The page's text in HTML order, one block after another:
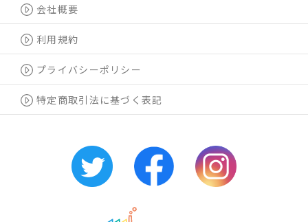
会社概要
利用規約
プライバシーポリシー
特定商取引法に基づく表記